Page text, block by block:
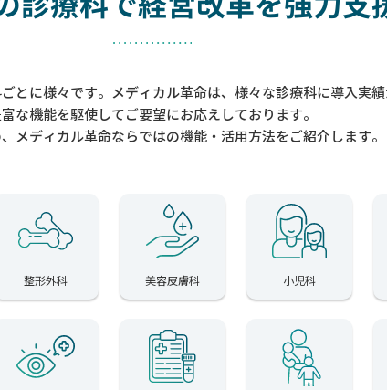
とに様々です。メディカル革命は、様々な診療科に導入実績
な機能を駆使してご要望にお応えしております。
メディカル革命ならではの機能・活用方法をご紹介します。
整形外科 美容皮膚科 小児科